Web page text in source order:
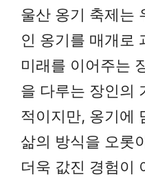
울산 옹기 축제는
인 옹기를 매개로
미래를 이어주는
을 다루는 장인의
적이지만, 옹기에
삶의 방식을 오롯
더욱 값진 경험이